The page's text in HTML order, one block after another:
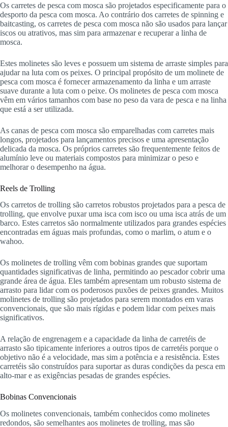
Os carretes de pesca com mosca são projetados especificamente para o
desporto da pesca com mosca. Ao contrário dos carretes de spinning e
baitcasting, os carretes de pesca com mosca não são usados para lançar
iscos ou atrativos, mas sim para armazenar e recuperar a linha de
mosca.
Estes molinetes são leves e possuem um sistema de arraste simples para
ajudar na luta com os peixes. O principal propósito de um molinete de
pesca com mosca é fornecer armazenamento da linha e um arraste
suave durante a luta com o peixe. Os molinetes de pesca com mosca
vêm em vários tamanhos com base no peso da vara de pesca e na linha
que está a ser utilizada.
As canas de pesca com mosca são emparelhadas com carretes mais
longos, projetados para lançamentos precisos e uma apresentação
delicada da mosca. Os próprios carretes são frequentemente feitos de
alumínio leve ou materiais compostos para minimizar o peso e
melhorar o desempenho na água.
Reels de Trolling
Os carretos de trolling são carretos robustos projetados para a pesca de
trolling, que envolve puxar uma isca com isco ou uma isca atrás de um
barco. Estes carretos são normalmente utilizados para grandes espécies
encontradas em águas mais profundas, como o marlim, o atum e o
wahoo.
Os molinetes de trolling vêm com bobinas grandes que suportam
quantidades significativas de linha, permitindo ao pescador cobrir uma
grande área de água. Eles também apresentam um robusto sistema de
arrasto para lidar com os poderosos puxões de peixes grandes. Muitos
molinetes de trolling são projetados para serem montados em varas
convencionais, que são mais rígidas e podem lidar com peixes mais
significativos.
A relação de engrenagem e a capacidade da linha de carretéis de
arrasto são tipicamente inferiores a outros tipos de carretéis porque o
objetivo não é a velocidade, mas sim a potência e a resistência. Estes
carretéis são construídos para suportar as duras condições da pesca em
alto-mar e as exigências pesadas de grandes espécies.
Bobinas Convencionais
Os molinetes convencionais, também conhecidos como molinetes
redondos, são semelhantes aos molinetes de trolling, mas são